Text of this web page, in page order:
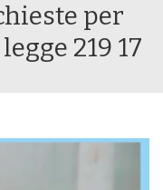
per
219 17